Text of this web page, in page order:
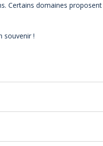
Certains domaines
souvenir !